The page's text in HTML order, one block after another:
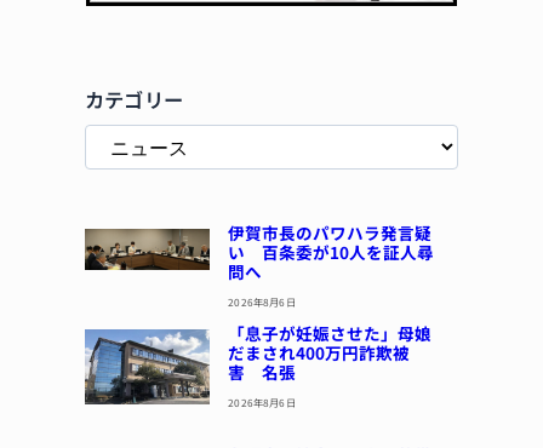
カテゴリー
伊賀市長のパワハラ発言疑
い 百条委が10人を証人尋
問へ
2026年8月6日
「息子が妊娠させた」母娘
だまされ400万円詐欺被
害 名張
2026年8月6日